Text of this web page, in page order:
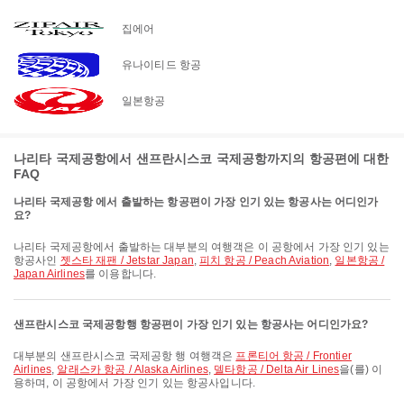
집에어
유나이티드 항공
일본항공
나리타 국제공항에서 샌프란시스코 국제공항까지의 항공편에 대한
FAQ
나리타 국제공항 에서 출발하는 항공편이 가장 인기 있는 항공사는 어디인가
요?
나리타 국제공항에서 출발하는 대부분의 여행객은 이 공항에서 가장 인기 있는
항공사인 젯스타 재팬 / Jetstar Japan,피치 항공 / Peach Aviation, 일본항공 /
Japan Airlines를 이용합니다.
샌프란시스코 국제공항행 항공편이 가장 인기 있는 항공사는 어디인가요?
대부분의 샌프란시스코 국제공항 행 여행객은 프론티어 항공 / Frontier
Airlines, 알래스카 항공 / Alaska Airlines, 델타항공 / Delta Air Lines을(를) 이
용하며, 이 공항에서 가장 인기 있는 항공사입니다.